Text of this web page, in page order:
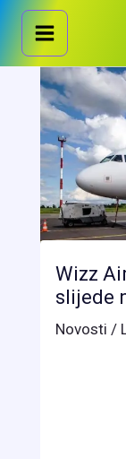
Skip
content
Wizz
slijede
Novosti /